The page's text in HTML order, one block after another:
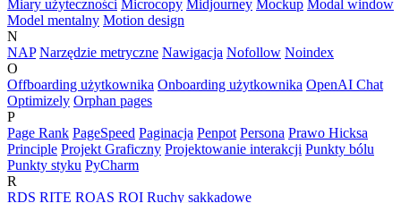
Miary użyteczności Microcopy Midjourney Mockup Modal window
Model mentalny Motion design
N
NAP Narzędzie metryczne Nawigacja Nofollow Noindex
O
Offboarding użytkownika Onboarding użytkownika OpenAI Chat
Optimizely Orphan pages
P
Page Rank PageSpeed Paginacja Penpot Persona Prawo Hicksa
Principle Projekt Graficzny Projektowanie interakcji Punkty bólu
Punkty styku PyCharm
R
RDS RITE ROAS ROI Ruchy sakkadowe